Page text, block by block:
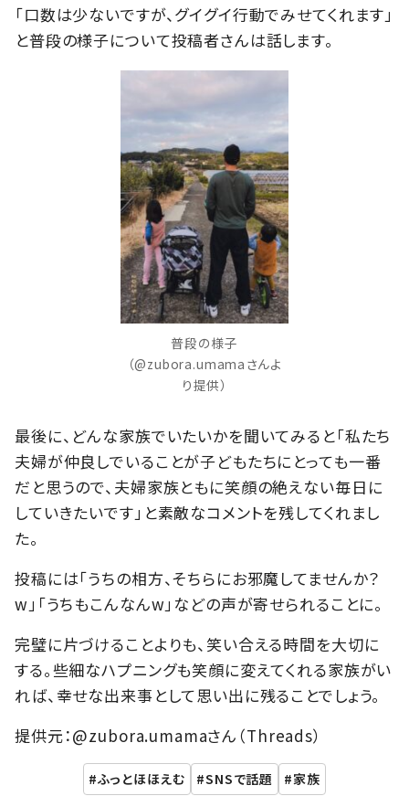
「口数は少ないですが、グイグイ行動でみせてくれます」
と普段の様子について投稿者さんは話します。
普段の様子
（@zubora.umamaさんよ
り提供）
最後に、どんな家族でいたいかを聞いてみると「私たち
夫婦が仲良しでいることが子どもたちにとっても一番
だと思うので、夫婦家族ともに笑顔の絶えない毎日に
していきたいです」と素敵なコメントを残してくれまし
た。
投稿には「うちの相方、そちらにお邪魔してませんか？
w」「うちもこんなんw」などの声が寄せられることに。
完璧に片づけることよりも、笑い合える時間を大切に
する。些細なハプニングも笑顔に変えてくれる家族がい
れば、幸せな出来事として思い出に残ることでしょう。
提供元：@zubora.umamaさん（Threads）
ふっとほほえむ SNSで話題 家族